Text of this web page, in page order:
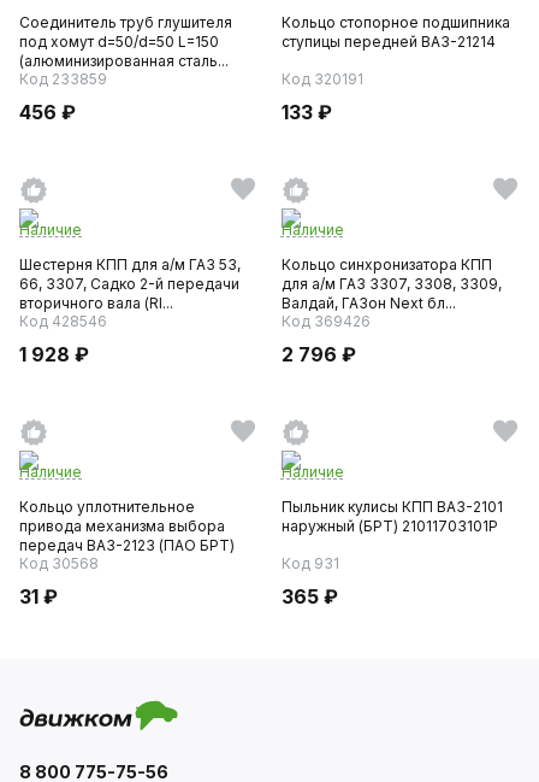
Соединитель труб глушителя
под хомут d=50/d=50 L=150
(алюминизированная сталь...
Код 233859
456 ₽
Кольцо стопорное подшипника
ступицы передней ВАЗ-21214
Код 320191
133 ₽
Наличие
Шестерня КПП для а/м ГАЗ 53,
66, 3307, Садко 2-й передачи
вторичного вала (RI...
Код 428546
1 928 ₽
Наличие
Кольцо синхронизатора КПП
для а/м ГАЗ 3307, 3308, 3309,
Валдай, ГАЗон Next бл...
Код 369426
2 796 ₽
Наличие
Кольцо уплотнительное
привода механизма выбора
передач ВАЗ-2123 (ПАО БРТ)
Код 30568
31 ₽
Наличие
Пыльник кулисы КПП ВАЗ-2101
наружный (БРТ) 21011703101Р
Код 931
365 ₽
8 800 775-75-56